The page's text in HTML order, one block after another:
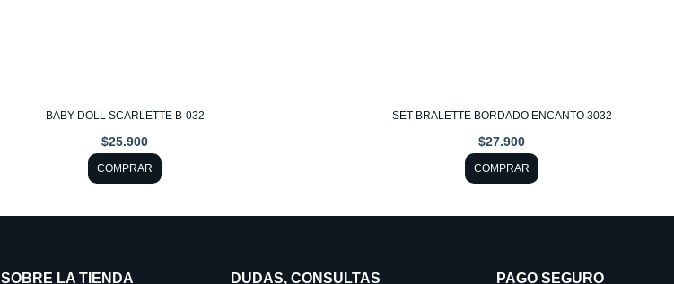
BABY DOLL SCARLETTE B-032
$25.900
COMPRAR
Este
producto
tiene
variantes.
SET BRALETTE BORDADO ENCANTO 3032
$27.900
COMPRAR
Este
producto
tiene
variantes.
SOBRE LA TIENDA DUDAS, CONSULTAS PAGO SEGURO